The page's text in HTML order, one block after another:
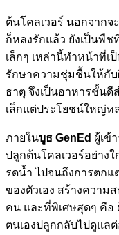
ต้นโคลเวอร์ นอกจาก
ก็หลงรักแล้ว ยังเป็นพื
เล็กๆ เหล่านี้ทำหน้าที่เ
รักษาความชุ่มชื้นให้กั
ธาตุ จึงเป็นอาหารชั้นดี
เล็กแต่ประโยชน์ใหญ่ห
ภายในบูธ GenEd ผู้เข้
ปลูกต้นโคลเวอร์อย่าง
รดน้ำ ไปจนถึงการตกแ
ของตัวเอง สร้างควา
คน และที่พิเศษสุดๆ คือ
ตนเองปลูกกลับไปดูแล